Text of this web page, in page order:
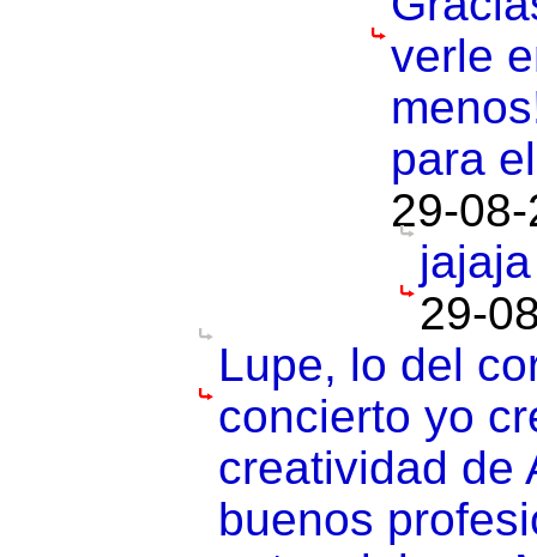
verle
para
29-
29-
Lupe, lo del
concierto yo
creatividad de
buenos